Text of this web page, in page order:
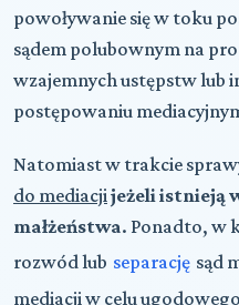
powoływanie się w toku
sądem polubownym na
wzajemnych ustępstw lub
postępowaniu
Natomiast w trakcie
do mediacji jeżeli istnieją
małżeństwa. Ponadto, w
rozwód lub separację sąd
mediacji w celu